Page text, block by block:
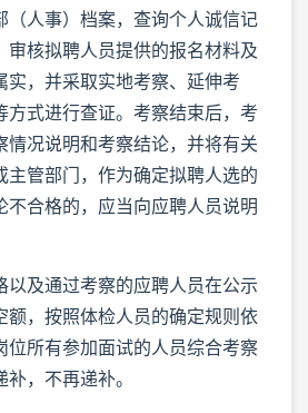
（人事）档案，查询个人诚信记
审核拟聘人员提供的报名材料及
实，并采取实地考察、延伸考
方式进行查证。考察结束后，考
情况说明和考察结论，并将有关
主管部门，作为确定拟聘人选的
不合格的，应当向应聘人员说明
以及通过考察的应聘人员在公示
额，按照体检人员的确定规则依
位所有参加面试的人员综合考察
，不再递补。